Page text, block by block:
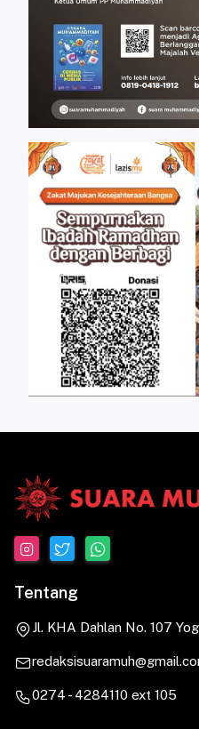
Tentang
Jl. KHA Dahlan No. 107
0274 - 4284110 ext 105